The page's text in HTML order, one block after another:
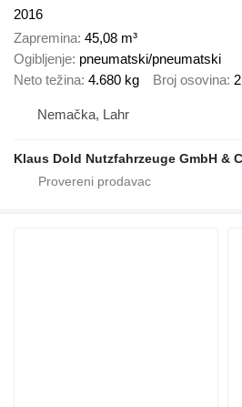
2016
Zapremina 45,08 m³
Ogibljenje pneumatski/pneumatski
Neto težina 4.680 kg Broj osovina 2
Nemačka, Lahr
Klaus Dold Nutzfahrzeuge GmbH &